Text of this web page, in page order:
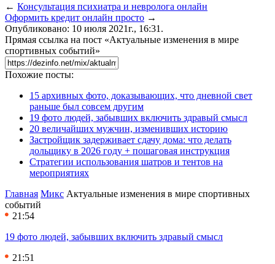
← Консультация психиатра и невролога онлайн
Оформить кредит онлайн просто →
Опубликовано: 10 июля 2021г., 16:31.
Прямая ссылка на пост «Актуальные изменения в мире
спортивных событий»
Похожие посты:
15 архивных фото, доказывающих, что дневной свет
раньше был совсем другим
19 фото людей, забывших включить здравый смысл
20 величайших мужчин, изменивших историю
Застройщик задерживает сдачу дома: что делать
дольщику в 2026 году + пошаговая инструкция
Стратегии использования шатров и тентов на
мероприятиях
Главная Микс Актуальные изменения в мире спортивных
событий
21:54
19 фото людей, забывших включить здравый смысл
21:51